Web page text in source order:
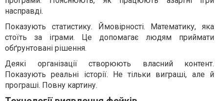
насправді.
Показують статистику. Ймовірності. Математику, яка
стоїть за іграми. Це допомагає людям приймати
обґрунтовані рішення.
Деякі організації створюють власний контент.
Показують реальні історії. Не тільки виграші, але й
програші. Повну картину.